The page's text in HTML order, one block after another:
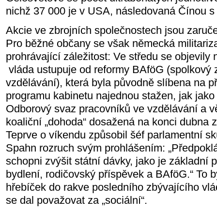
nichž 37 000 je v USA, následovaná Čínou s
Akcie ve zbrojních společnostech jsou
Pro běžné občany se však německá
prohrávající záležitost: Ve středu se objevily
vláda ustupuje od reformy BAföG (spolkový
vzdělávání), která byla původně slíbena na
programu kabinetu najednou stažen, jak
Odborový svaz pracovníků ve vzdělávání a
koaliční „dohoda“ dosažená na konci dubna
Teprve o víkendu způsobil šéf parlamentní
Spahn rozruch svým prohlášením:
schopni zvýšit státní dávky, jako je základní
bydlení, rodičovský příspěvek a BAföG.“ To
hřebíček do rakve posledního zbývajícího
se dal považovat za „sociální“.